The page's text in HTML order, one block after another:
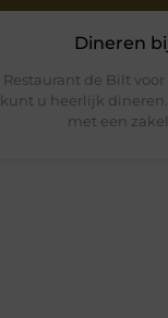
Dineren
Restaurant de Bilt
kunt u heerlijk
met een